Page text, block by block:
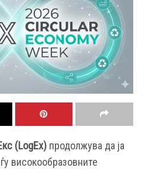
(LogEx) продолжува да ја
високообразовните